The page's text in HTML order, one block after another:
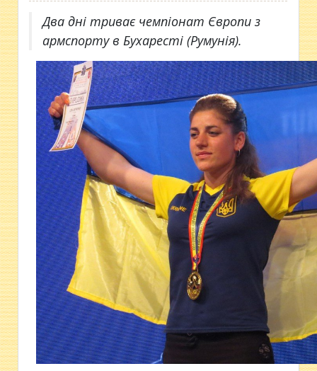
Два дні триває чемпіонат Європи з
армспорту в Бухаресті (Румунія).